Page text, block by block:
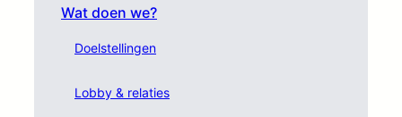
Wat doen we?
Doelstellingen
Lobby & relaties